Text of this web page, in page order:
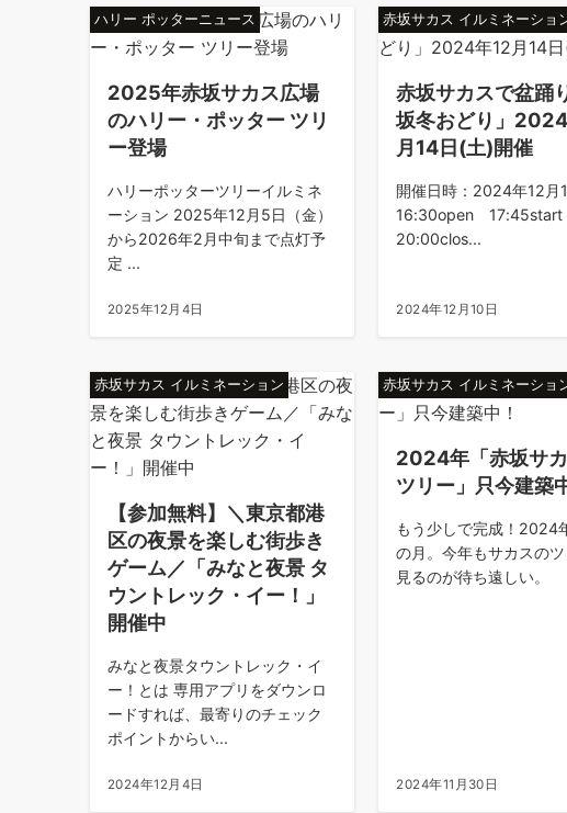
ハリー ポッターニュース
2025年赤坂サカス広場
のハリー・ポッター ツリ
ー登場
ハリーポッターツリーイルミネ
ーション 2025年12月5日（金）
から2026年2月中旬まで点灯予
定 ...
2025年12月4日
赤坂サカス イルミネーショ
赤坂サカスで盆踊
坂冬おどり」
月14日(土)開催
開催日時：2024年12月
16:30open
20:00clos...
2024年12月10日
赤坂サカス イルミネーション
【参加無料】＼東京都港
区の夜景を楽しむ街歩き
ゲーム／「みなと夜景 タ
ウントレック・イー！」
開催中
みなと夜景タウントレック・イ
ー！とは 専用アプリをダウンロ
ードすれば、最寄りのチェック
ポイントからい...
2024年12月4日
赤坂サカス イルミネーショ
2024年「赤坂サ
ツリー」只今建築
もう少しで完成！2024
の月。今年もサカスの
見るのが待ち遠しい。
2024年11月30日